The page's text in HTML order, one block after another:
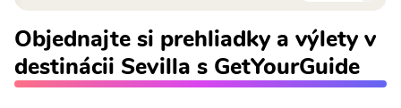
Objednajte si prehliadky a výlety v
destinácii Sevilla s GetYourGuide